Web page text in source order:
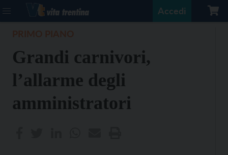
Accedi
Grandi carnivori,
l’allarme degli
amministratori